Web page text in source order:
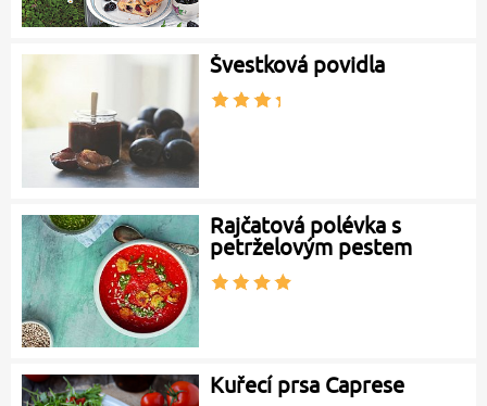
Švestková povidla
Rajčatová polévka s
petrželovým pestem
Kuřecí prsa Caprese